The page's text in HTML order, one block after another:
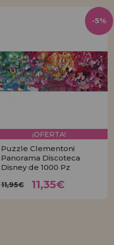
¡OFERTA!
Puzzle Clementoni
Panorama Discoteca
Disney de 1000 Pz
11,95€ 11,35€
-5%